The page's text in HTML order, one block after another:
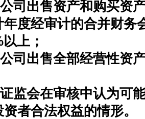
出售资产和购买资产
度经审计的合并财务
上；
出售全部经营性资产
会在审核中认为可能
者合法权益的情形。